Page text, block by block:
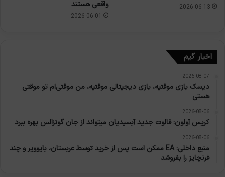
2026-06-13
واقعی هستند
2026-06-01
اخبار گیم
2026-08-07
دیسک بازی موقتیه، بازی دیجیتالی موقتیه، من موقتی‌ام تو موقتی
هستی
2026-08-06
کریس آولون: فالوت جدید آبسیدیان میتواند از جان گونزالس بهره ببرد
2026-08-06
منبع داخلی: EA ممکن است پس از خرید توسط عربستان، بایوویر و چند
فرنچایز را بفروشد